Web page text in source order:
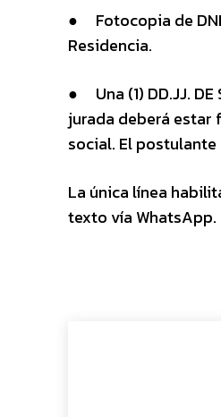
● Fotocopia de
Residencia.
● Una (1) DD.JJ.
jurada deberá estar
social. El
La única línea
texto vía WhatsApp.